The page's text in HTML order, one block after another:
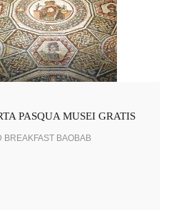
PASQUA MUSEI GRATIS
BREAKFAST BAOBAB